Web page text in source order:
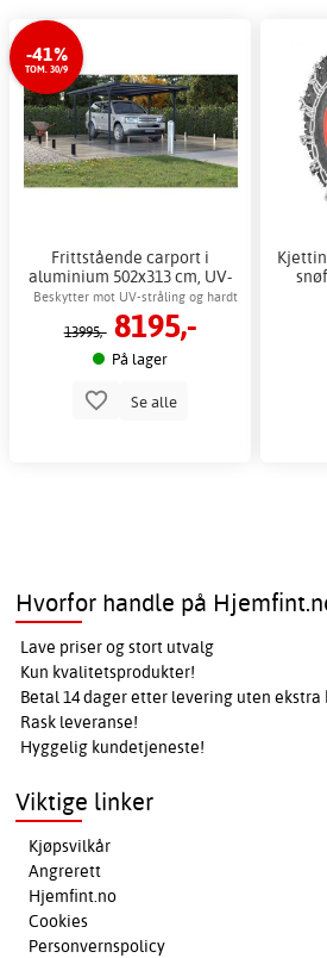
-41%
TOM. 30/9
Frittstående carport i
aluminium 502x313 cm, UV-
bestandige paneler
Beskytter mot UV-stråling og hardt
vær
13995,- 8195,-
På lager
Se alle
Hvorfor handle på
Lave priser og stort utvalg
Kun kvalitetsprodukter!
Betal 14 dager etter levering uten ekstra
Rask leveranse!
Hyggelig kundetjeneste!
Viktige linker
Kjøpsvilkår
Angrerett
Hjemfint.no
Cookies
Personvernspolicy